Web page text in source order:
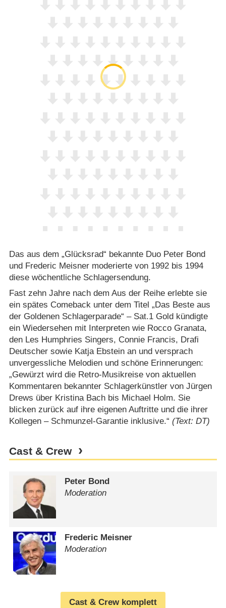
Das aus dem „Glücksrad“ bekannte Duo Peter Bond
und Frederic Meisner moderierte von 1992 bis 1994
diese wöchentliche Schlagersendung.
Fast zehn Jahre nach dem Aus der Reihe erlebte sie
ein spätes Comeback unter dem Titel „Das Beste aus
der Goldenen Schlagerparade“ – Sat.1 Gold kündigte
ein Wiedersehen mit Interpreten wie Rocco Granata,
den Les Humphries Singers, Connie Francis, Drafi
Deutscher sowie Katja Ebstein an und versprach
unvergessliche Melodien und schöne Erinnerungen:
„Gewürzt wird die Retro-Musikreise von aktuellen
Kommentaren bekannter Schlagerkünstler von Jürgen
Drews über Kristina Bach bis Michael Holm. Sie
blicken zurück auf ihre eigenen Auftritte und die ihrer
Kollegen – Schmunzel-Garantie inklusive.“ (Text: DT)
Cast & Crew
Peter Bond
Moderation
Frederic Meisner
Moderation
Cast & Crew komplett